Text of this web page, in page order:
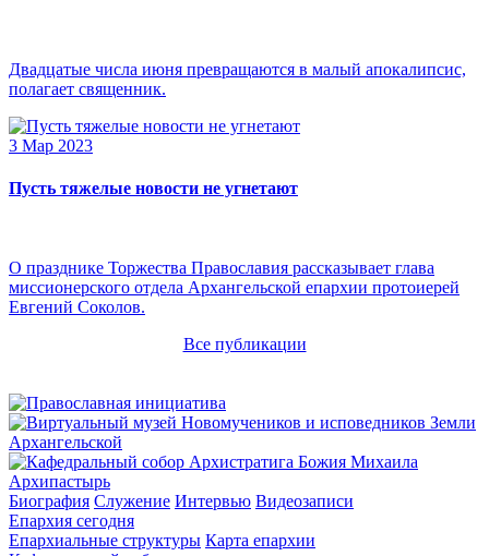
Двадцатые числа июня превращаются в малый апокалипсис,
полагает священник.
3 Мар 2023
Пусть тяжелые новости не угнетают
О празднике Торжества Православия рассказывает глава
миссионерского отдела Архангельской епархии протоиерей
Евгений Соколов.
Все публикации
Архипастырь
Биография Служение Интервью Видеозаписи
Епархия сегодня
Епархиальные структуры Карта епархии